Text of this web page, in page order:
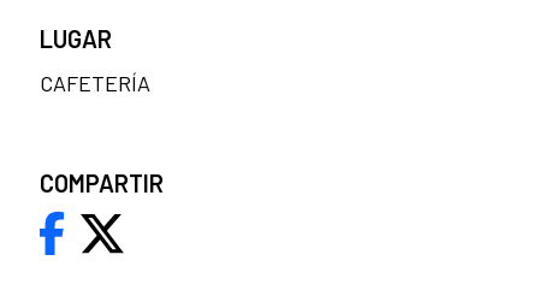
LUGAR
CAFETERÍA
COMPARTIR